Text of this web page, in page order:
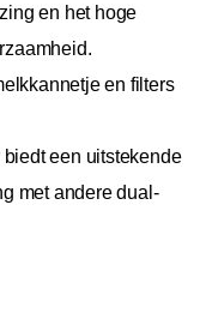
en het hoge
en filters
een uitstekende
met andere dual-